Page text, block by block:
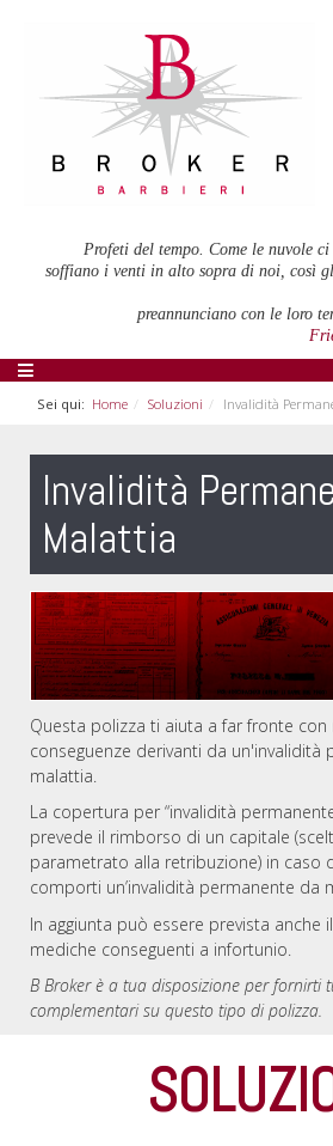
Profeti del tempo. Come le nuvole
soffiano i venti in alto sopra di noi, così
preannunciano con le loro
Sei qui: Home Soluzioni Invalidità
Invalidità
Malattia
Questa polizza ti aiuta a far fronte con
conseguenze derivanti da un'invalidità
malattia.
La copertura per “invalidità
prevede il rimborso di un capitale
parametrato alla retribuzione) in caso
comporti un’invalidità permanente da
In aggiunta può essere prevista anche
mediche conseguenti a infortunio.
B Broker è a tua disposizione per fornirti
complementari su questo tipo di polizza.